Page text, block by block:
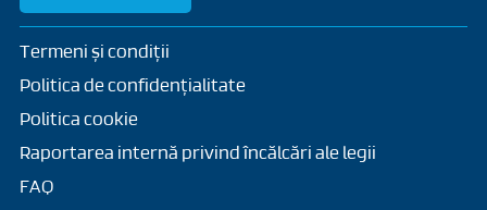
Politica de confidențialitate
Politica cookie
Raportarea internă privind încălcări ale legii
FAQ